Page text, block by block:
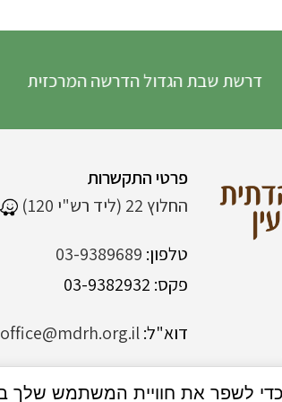
דרשת שבת הגדול הדרשה המרכזית
פרטי התקשרות
החלוץ 22 (ליד רש"י 120)
טלפון: 03-9389689
פקס: 03-9382932
דוא"ל:office@mdrh.org.il